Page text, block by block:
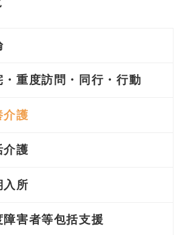
・重度訪問・同行・行動
護
護
所
害者等包括支援